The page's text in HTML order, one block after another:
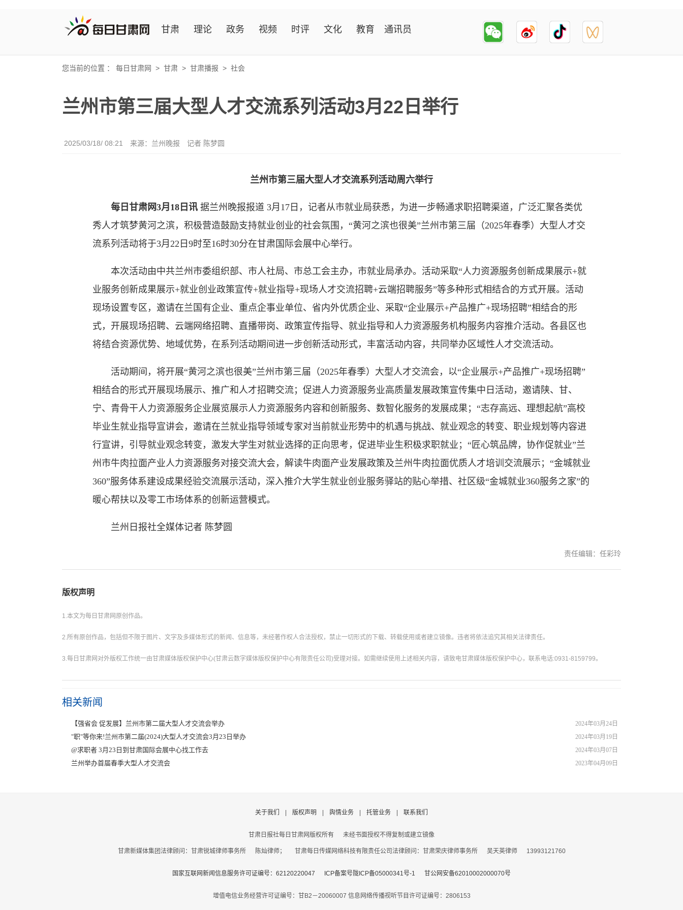
甘肃 理论 政务 视频 时评 文化 教育 通讯员
您当前的位置 ： 每日甘肃网 > 甘肃 > 甘肃播报 > 社会
兰州市第三届大型人才交流系列活动3月22日举行
2025/03/18/ 08:21 来源：兰州晚报 记者 陈梦圆
兰州市第三届大型人才交流系列活动周六举行
每日甘肃网3月18日讯 据兰州晚报报道 3月17日，记者从市就业局获悉，为进一步畅通求职招聘渠道，广泛汇聚各类优
秀人才筑梦黄河之滨，积极营造鼓励支持就业创业的社会氛围，“黄河之滨也很美”兰州市第三届（2025年春季）大型人才交
流系列活动将于3月22日9时至16时30分在甘肃国际会展中心举行。
本次活动由中共兰州市委组织部、市人社局、市总工会主办，市就业局承办。活动采取“人力资源服务创新成果展示+就
业服务创新成果展示+就业创业政策宣传+就业指导+现场人才交流招聘+云端招聘服务”等多种形式相结合的方式开展。活动
现场设置专区，邀请在兰国有企业、重点企事业单位、省内外优质企业、采取“企业展示+产品推广+现场招聘”相结合的形
式，开展现场招聘、云端网络招聘、直播带岗、政策宣传指导、就业指导和人力资源服务机构服务内容推介活动。各县区也
将结合资源优势、地域优势，在系列活动期间进一步创新活动形式，丰富活动内容，共同举办区域性人才交流活动。
活动期间，将开展“黄河之滨也很美”兰州市第三届（2025年春季）大型人才交流会，以“企业展示+产品推广+现场招聘”
相结合的形式开展现场展示、推广和人才招聘交流；促进人力资源服务业高质量发展政策宣传集中日活动，邀请陕、甘、
宁、青骨干人力资源服务企业展览展示人力资源服务内容和创新服务、数智化服务的发展成果；“志存高远、理想起航”高校
毕业生就业指导宣讲会，邀请在兰就业指导领域专家对当前就业形势中的机遇与挑战、就业观念的转变、职业规划等内容进
行宣讲，引导就业观念转变，激发大学生对就业选择的正向思考，促进毕业生积极求职就业；“匠心筑品牌，协作促就业”兰
州市牛肉拉面产业人力资源服务对接交流大会，解读牛肉面产业发展政策及兰州牛肉拉面优质人才培训交流展示；“金城就业
360”服务体系建设成果经验交流展示活动，深入推介大学生就业创业服务驿站的贴心举措、社区级“金城就业360服务之家”的
暖心帮扶以及零工市场体系的创新运营模式。
兰州日报社全媒体记者 陈梦圆
责任编辑：任彩玲
版权声明
1.本文为每日甘肃网原创作品。
2.所有原创作品，包括但不限于图片、文字及多媒体形式的新闻、信息等，未经著作权人合法授权，禁止一切形式的下载、转载使用或者建立镜像。违者将依法追究其相关法律责任。
3.每日甘肃网对外版权工作统一由甘肃媒体版权保护中心(甘肃云数字媒体版权保护中心有限责任公司)受理对接。如需继续使用上述相关内容，请致电甘肃媒体版权保护中心，联系电话:0931-8159799。
相关新闻
2024年03月24日
【强省会 促发展】兰州市第二届大型人才交流会举办
2024年03月19日
"职"等你来!兰州市第二届(2024)大型人才交流会3月23日举办
2024年03月07日
@求职者 3月23日到甘肃国际会展中心找工作去
2023年04月09日
兰州举办首届春季大型人才交流会
关于我们 版权声明 舆情业务 托管业务 联系我们
甘肃日报社每日甘肃网版权所有 未经书面授权不得复制或建立镜像
甘肃新媒体集团法律顾问：甘肃锐城律师事务所 陈灿律师； 甘肃每日传媒网络科技有限责任公司法律顾问：甘肃荣庆律师事务所 吴天英律师 13993121760
国家互联网新闻信息服务许可证编号：62120220047 ICP备案号陇ICP备05000341号-1 甘公网安备62010002000070号
增值电信业务经营许可证编号：甘B2－20060007 信息网络传播视听节目许可证编号：2806153